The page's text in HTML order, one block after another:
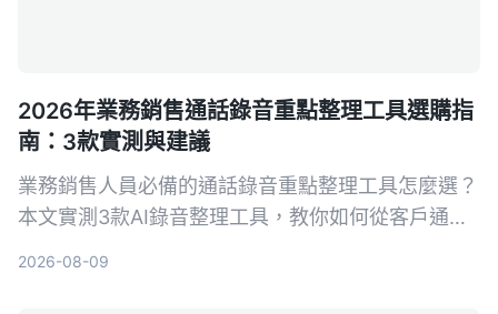
2026年業務銷售通話錄音重點整理工具選購指
南：3款實測與建議
業務銷售人員必備的通話錄音重點整理工具怎麼選？
本文實測3款AI錄音整理工具，教你如何從客戶通話
2026-08-09